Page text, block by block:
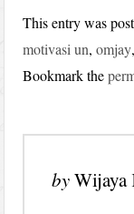
This entry was
motivasi un,omjay
Bookmark the
byWijaya